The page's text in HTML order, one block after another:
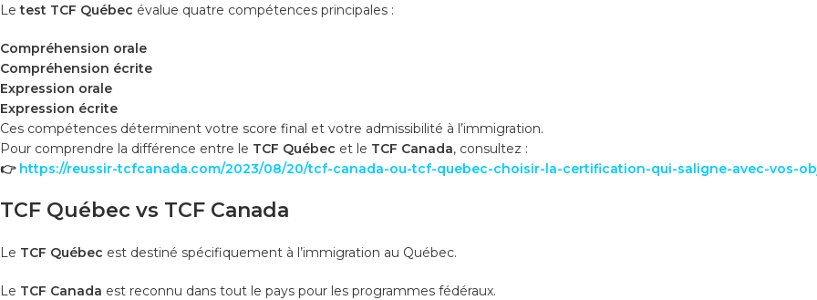
Letest TCF Québec évalue quatre compétences principales :
Compréhension orale
Compréhension écrite
Expression orale
Expression écrite
Ces compétences déterminent votre score final et votre admissibilité à l’immigration.
Pour comprendre la différence entre le TCF Québec et le TCF Canada, consultez :
👉 https://reussir-tcfcanada.com/2023/08/20/tcf-canada-ou-tcf-quebec-choisir-la-certification-qui-saligne-avec-vos-
TCF Québec vs TCF Canada
Le TCF Québec est destiné spécifiquement à l’immigration au Québec.
Le TCF Canada est reconnu dans tout le pays pour les programmes fédéraux.